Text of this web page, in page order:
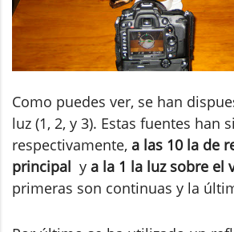
Como puedes ver, se han
luz (1, 2, y 3). Estas fuentes han
respectivamente, a las 10 la de
principal y a la 1 la luz sobre el
primeras son continuas y la